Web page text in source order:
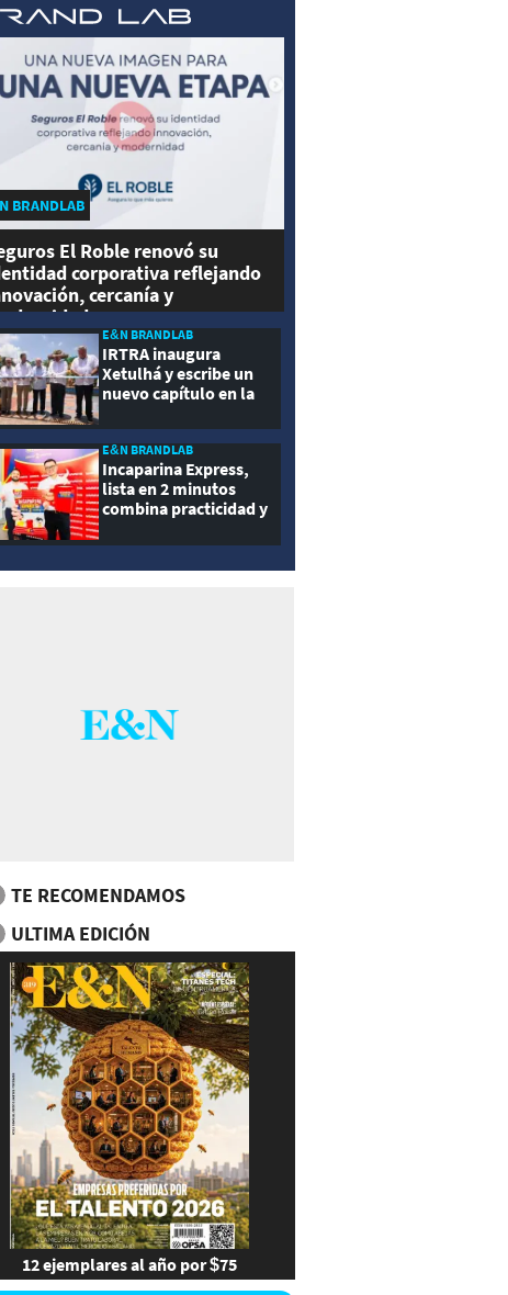
BRANDLAB
El Roble renovó su
corporativa reflejando
cercanía y
E&N BRANDLAB
IRTRA inaugura
Xetulhá y escribe un
nuevo capítulo en la
recreación de
Guatemala
E&N BRANDLAB
Incaparina Express,
lista en 2 minutos
combina practicidad y
TE RECOMENDAMOS
ULTIMA EDICIÓN
12 ejemplares al año por $75